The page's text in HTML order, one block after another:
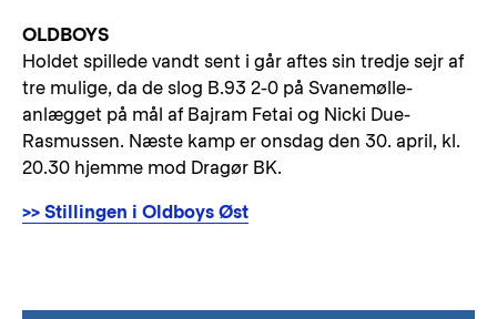
OLDBOYS
Holdet spillede vandt sent i går aftes sin tredje sejr af
tre mulige, da de slog B.93 2-0 på Svanemølle-
anlægget på mål af Bajram Fetai og Nicki Due-
Rasmussen. Næste kamp er onsdag den 30. april, kl.
20.30 hjemme mod Dragør BK.
>> Stillingen i Oldboys Øst